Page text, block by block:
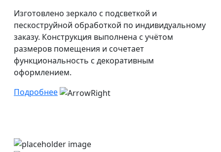
Изготовлено зеркало с подсветкой и
пескоструйной обработкой по индивидуальному
заказу. Конструкция выполнена с учётом
размеров помещения и сочетает
функциональность с декоративным
оформлением.
Подробнее